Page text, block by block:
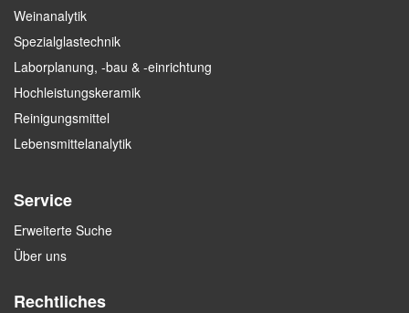
Weinanalytik
Spezialglastechnik
Laborplanung, -bau & -einrichtung
Hochleistungskeramik
Reinigungsmittel
Lebensmittelanalytik
Service
Erweiterte Suche
Über uns
Rechtliches